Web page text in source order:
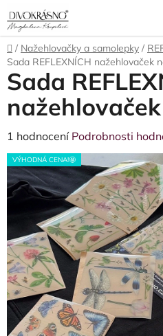
na
obsah
Domů
/ Nažehlovačky a samolepky /
Sada REFLEXNÍCH nažehlovaček
Sada
Průměrné
hodnocení
produktu
je
z
5
hvězdiček.
1 hodnocení Podrobnosti
VÝHODNÁ CENA!🤩